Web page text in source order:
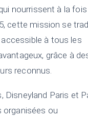
nourrissent à la
cette mission se
à tous les
grâce à
reconnus.
Disneyland Paris et
ou